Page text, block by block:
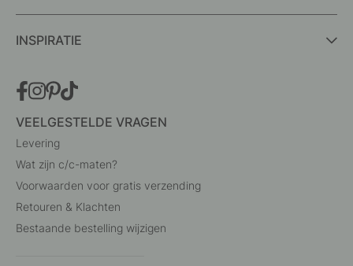
INSPIRATIE
VEELGESTELDE VRAGEN
Levering
Wat zijn c/c-maten?
Voorwaarden voor gratis verzending
Retouren & Klachten
Bestaande bestelling wijzigen